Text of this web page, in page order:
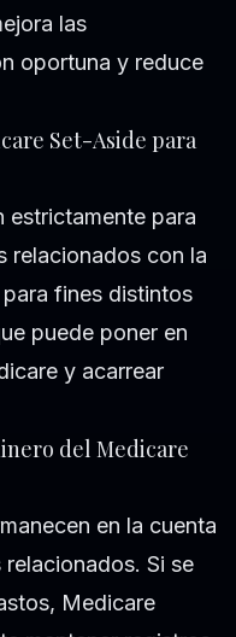
las
oportuna y reduce
Set-Aside para
estrictamente para
relacionados con la
fines distintos
puede poner en
y acarrear
del Medicare
en la cuenta
Si se
Medicare